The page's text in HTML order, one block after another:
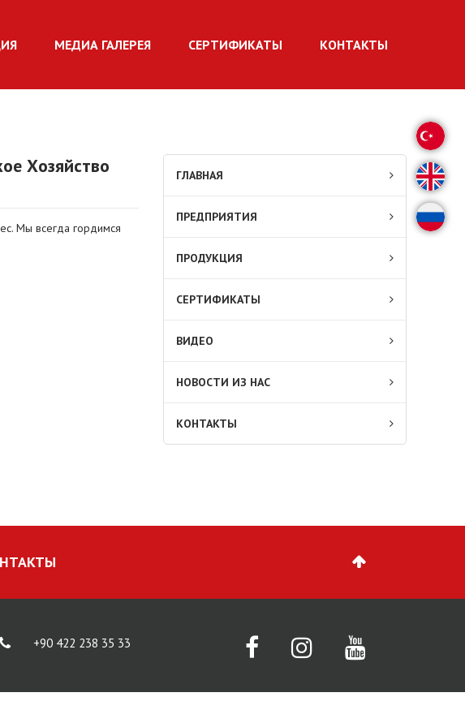
МЕДИА ГАЛЕРЕЯ СЕРТИФИКАТЫ КОНТАКТЫ
Хозяйство
Мы всегда гордимся
ГЛАВНАЯ
ПРЕДПРИЯТИЯ
ПРОДУКЦИЯ
СЕРТИФИКАТЫ
ВИДЕО
НОВОСТИ ИЗ НАС
КОНТАКТЫ
+90 422 238 35 33